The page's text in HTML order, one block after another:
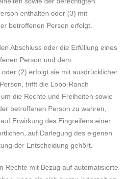
enthalten oder (3) mit
betroffenen Person erfolgt.
Abschluss oder die Erfüllung eines
Person und dem
(2) erfolgt sie mit ausdrücklicher
trifft die Lobo-Ranch
die Rechte und Freiheiten sowie
betroffenen Person zu wahren,
Erwirkung des Eingreifens einer
auf Darlegung des eigenen
der Entscheidung gehört.
Rechte mit Bezug auf automatisierte